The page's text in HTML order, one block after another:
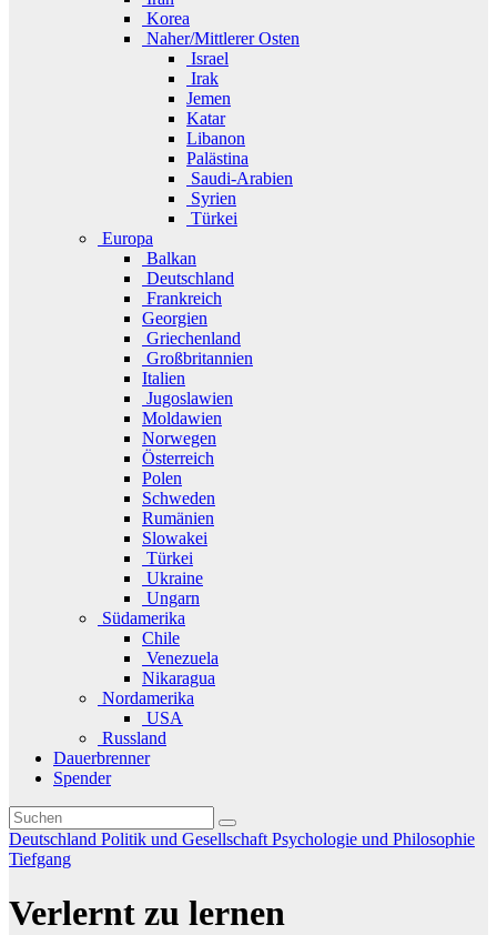
Korea
Naher/Mittlerer Osten
Israel
Irak
Jemen
Katar
Libanon
Palästina
Saudi-Arabien
Syrien
Türkei
Europa
Balkan
Deutschland
Frankreich
Georgien
Griechenland
Großbritannien
Italien
Jugoslawien
Moldawien
Norwegen
Österreich
Polen
Schweden
Rumänien
Slowakei
Türkei
Ukraine
Ungarn
Südamerika
Chile
Venezuela
Nikaragua
Nordamerika
USA
Russland
Dauerbrenner
Spender
Deutschland Politik und Gesellschaft Psychologie und Philosophie
Tiefgang
Verlernt zu lernen